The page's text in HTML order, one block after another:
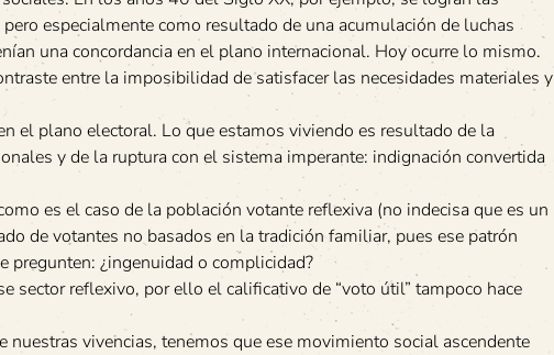
especialmente como resultado de una acumulación de luchas
una concordancia en el plano internacional. Hoy ocurre lo mismo.
entre la imposibilidad de satisfacer las necesidades materiales y
el plano electoral. Lo que estamos viviendo es resultado de la
y de la ruptura con el sistema imperante: indignación convertida
es el caso de la población votante reflexiva (no indecisa que es un
de votantes no basados en la tradición familiar, pues ese patrón
pregunten: ¿ingenuidad o complicidad?
sector reflexivo, por ello el calificativo de “voto útil” tampoco hace
vivencias, tenemos que ese movimiento social ascendente